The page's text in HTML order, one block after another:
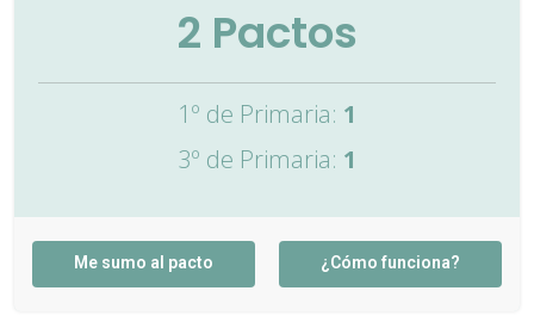
2 Pactos
1º de Primaria: 1
3º de Primaria: 1
Me sumo al pacto ¿Cómo funciona?